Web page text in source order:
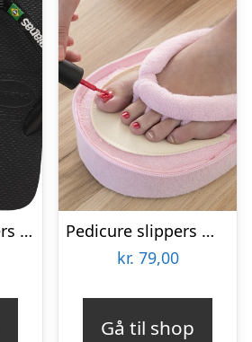
Havaianas Slippers Unisex Brazil Logo 4110850 – Black1069
Pedicure slippers med memoryskum
kr. 79,00
Gå til shop